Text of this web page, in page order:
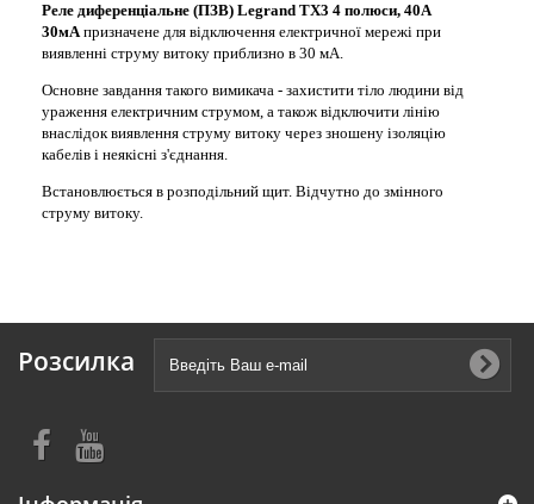
Реле диференціальне (ПЗВ) Legrand TX3 4 полюси, 40A
30мАпризначене для відключення електричної мережі при
виявленні струму витоку приблизно в 30 мА.
Основне завдання такого вимикача - захистити тіло людини від
ураження електричним струмом, а також відключити лінію
внаслідок виявлення струму витоку через зношену ізоляцію
кабелів і неякісні з'єднання.
Встановлюється в розподільний щит. Відчутно до змінного
струму витоку.
Розсилка